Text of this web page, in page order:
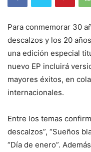
Para conmemorar 30
descalzos y los 20
una edición especial
nuevo EP incluirá
mayores éxitos, en
internacionales.
Entre los temas
descalzos”, “Sueños
“Día de enero”.